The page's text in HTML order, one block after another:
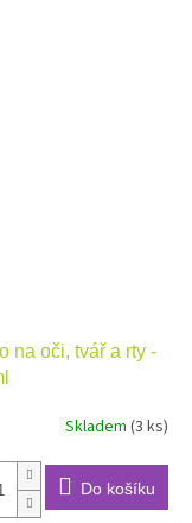
na oči, tvář a rty -
Skladem (3 ks)
Do košíku